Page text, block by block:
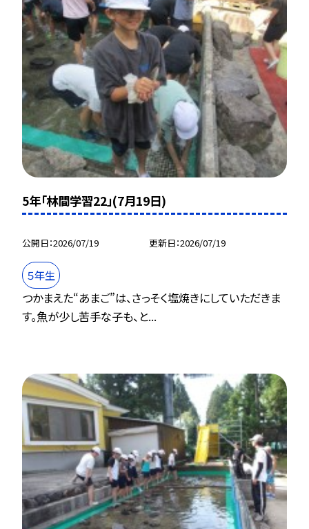
5年「林間学習22」(7月19日)
公開日 2026/07/19 更新日 2026/07/19
５年生
つかまえた“あまご”は、さっそく塩焼きにしていただきま
す。魚が少し苦手な子も、と...